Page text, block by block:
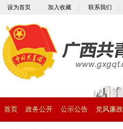
设为首页 加入收藏 联系我们
首页 政务公开 公示公告 党风廉政